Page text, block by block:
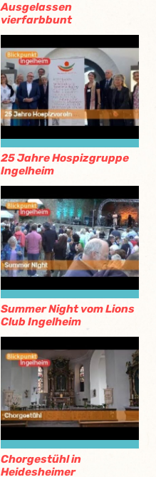
Ausgelassen
vierfarbbunt
25 Jahre Hospizgruppe
Ingelheim
Summer Night vom Lions
Club Ingelheim
Chorgestühl in
Heidesheimer